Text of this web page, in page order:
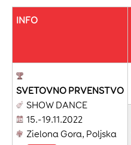
INFO
SVETOVNO PRVENSTVO
SHOW DANCE
15.-19.11.2022
Zielona Gora, Poljska